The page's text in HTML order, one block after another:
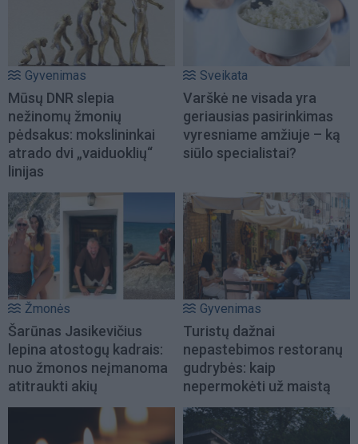
Gyvenimas
Mūsų DNR slepia
nežinomų žmonių
pėdsakus: mokslininkai
atrado dvi „vaiduoklių“
linijas
Sveikata
Varškė ne visada yra
geriausias pasirinkimas
vyresniame amžiuje – ką
siūlo specialistai?
Žmonės
Šarūnas Jasikevičius
lepina atostogų kadrais:
nuo žmonos neįmanoma
atitraukti akių
Gyvenimas
Turistų dažnai
nepastebimos restoranų
gudrybės: kaip
nepermokėti už maistą